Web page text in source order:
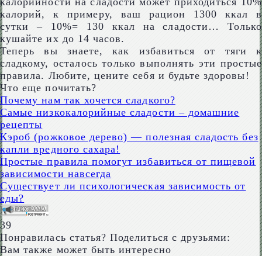
калорий, к примеру, ваш рацион 1300 ккал в
сутки – 10%= 130 ккал на сладости… Только
кушайте их до 14 часов.
Теперь вы знаете, как избавиться от тяги к
сладкому, осталось только выполнять эти простые
правила. Любите, цените себя и будьте здоровы!
Что еще почитать?
Почему нам так хочется сладкого?
Самые низкокалорийные сладости – домашние
рецепты
Кэроб (рожковое дерево) — полезная сладость без
капли вредного сахара!
Простые правила помогут избавиться от пищевой
зависимости навсегда
Существует ли психологическая зависимость от
еды?
39
Понравилась статья? Поделиться с друзьями:
Вам также может быть интересно